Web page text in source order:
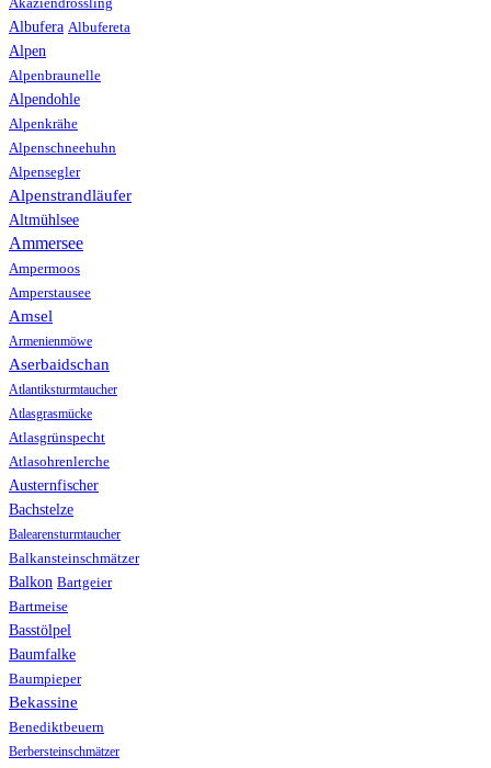
Akaziendrossling
Albufera Albufereta
Alpen
Alpenbraunelle
Alpendohle
Alpenkrähe
Alpenschneehuhn
Alpensegler
Alpenstrandläufer
Altmühlsee
Ammersee
Ampermoos
Amperstausee
Amsel
Armenienmöwe
Aserbaidschan
Atlantiksturmtaucher
Atlasgrasmücke
Atlasgrünspecht
Atlasohrenlerche
Austernfischer
Bachstelze
Balearensturmtaucher
Balkansteinschmätzer
Balkon Bartgeier
Bartmeise
Basstölpel
Baumfalke
Baumpieper
Bekassine
Benediktbeuern
Berbersteinschmätzer